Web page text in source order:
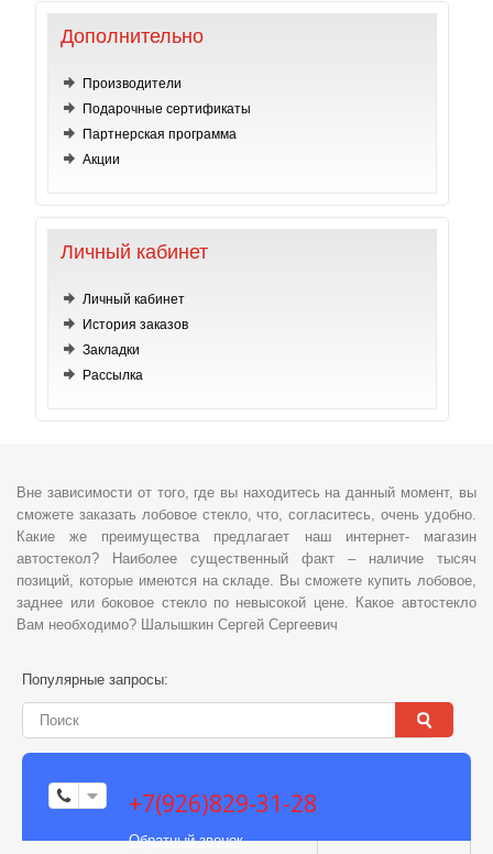
Дополнительно
Производители
Подарочные сертификаты
Партнерская программа
Акции
Личный кабинет
Личный кабинет
История заказов
Закладки
Рассылка
Вне зависимости от того, где вы находитесь на данный момент, вы
сможете заказать лобовое стекло, что, согласитесь, очень удобно.
Какие же преимущества предлагает наш интернет- магазин
автостекол? Наиболее существенный факт – наличие тысяч
позиций, которые имеются на складе. Вы сможете купить лобовое,
заднее или боковое стекло по невысокой цене. Какое автостекло
Вам необходимо? Шалышкин Сергей Сергеевич
Популярные запросы:
+7(926)829-31-28
Обратный звонок